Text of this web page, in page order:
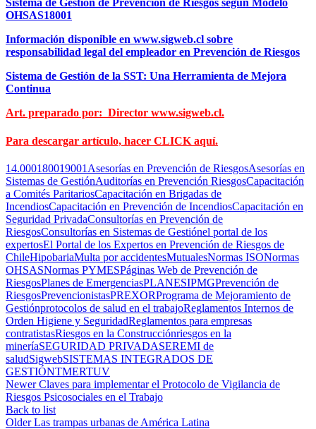
Sistema de Gestión de Prevención de Riesgos según Modelo
OHSAS18001
Información disponible en www.sigweb.cl sobre
responsabilidad legal del empleador en Prevención de Riesgos
Sistema de Gestión de la SST: Una Herramienta de Mejora
Continua
Art. preparado por: Director www.sigweb.cl.
Para descargar artículo, hacer CLICK aquí.
14.000180019001 Asesorías en Prevención de RiesgosAsesorías en
Sistemas de GestiónAuditorías en Prevención RiesgosCapacitación
a Comités ParitariosCapacitación en Brigadas de
IncendiosCapacitación en Prevención de IncendiosCapacitación en
Seguridad PrivadaConsultorías en Prevención de
RiesgosConsultorías en Sistemas de Gestiónel portal de los
expertosEl Portal de los Expertos en Prevención de Riesgos de
ChileHipobariaMulta por accidentesMutualesNormas ISONormas
OHSASNormas PYMESPáginas Web de Prevención de
RiesgosPlanes de EmergenciasPLANESIPMGPrevención de
RiesgosPrevencionistasPREXORPrograma de Mejoramiento de
Gestiónprotocolos de salud en el trabajoReglamentos Internos de
Orden Higiene y SeguridadReglamentos para empresas
contratistasRiesgos en la Construcciónriesgos en la
mineríaSEGURIDAD PRIVADASEREMI de
saludSigwebSISTEMAS INTEGRADOS DE
GESTIÓNTMERTUV
Newer Claves para implementar el Protocolo de Vigilancia de
Riesgos Psicosociales en el Trabajo
Back to list
Older Las trampas urbanas de América Latina